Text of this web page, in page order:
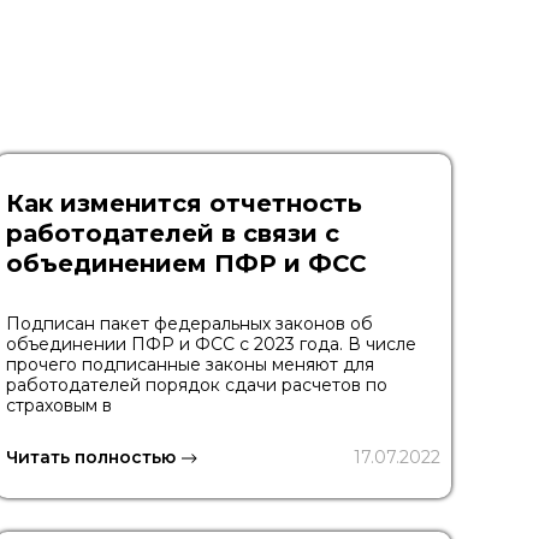
Как изменится отчетность
работодателей в связи с
объединением ПФР и ФСС
Подписан пакет федеральных законов об
объединении ПФР и ФСС с 2023 года. В числе
прочего подписанные законы меняют для
работодателей порядок сдачи расчетов по
страховым в
Читать полностью 17.07.2022